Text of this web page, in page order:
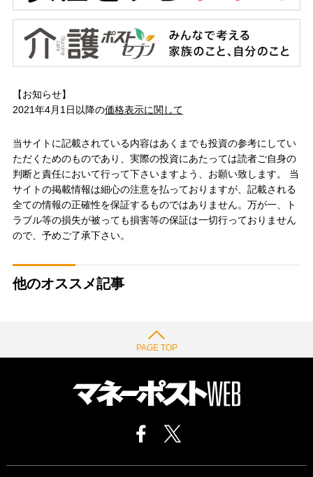
【お知らせ】
2021年4月1日以降の価格表示に関して
当サイトに記載されている内容はあくまでも投資の参考にしてい
ただくためのものであり、実際の投資にあたっては読者ご自身の
判断と責任において行って下さいますよう、お願い致します。 当
サイトの掲載情報は細心の注意を払っておりますが、記載される
全ての情報の正確性を保証するものではありません。万が一、ト
ラブル等の損失が被っても損害等の保証は一切行っておりません
ので、予めご了承下さい。
他のオススメ記事
PAGE TOP